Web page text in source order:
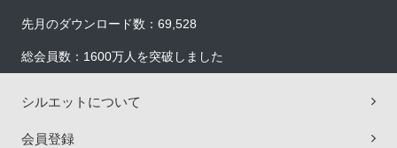
先月のダウンロード数：69,528
総会員数：1600万人を突破しました
シルエットについて
会員登録